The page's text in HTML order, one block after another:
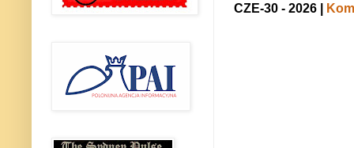
CZE-30 - 2026 |